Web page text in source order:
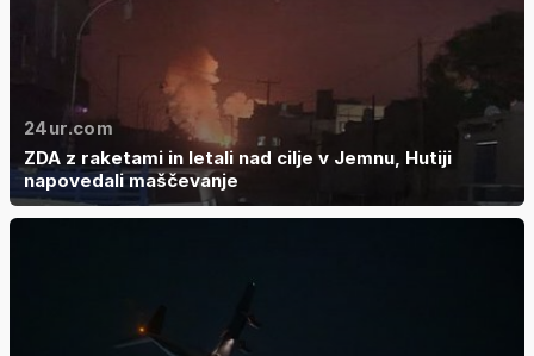
24ur.com
ZDA z raketami in letali nad cilje v Jemnu, Hutiji
napovedali maščevanje